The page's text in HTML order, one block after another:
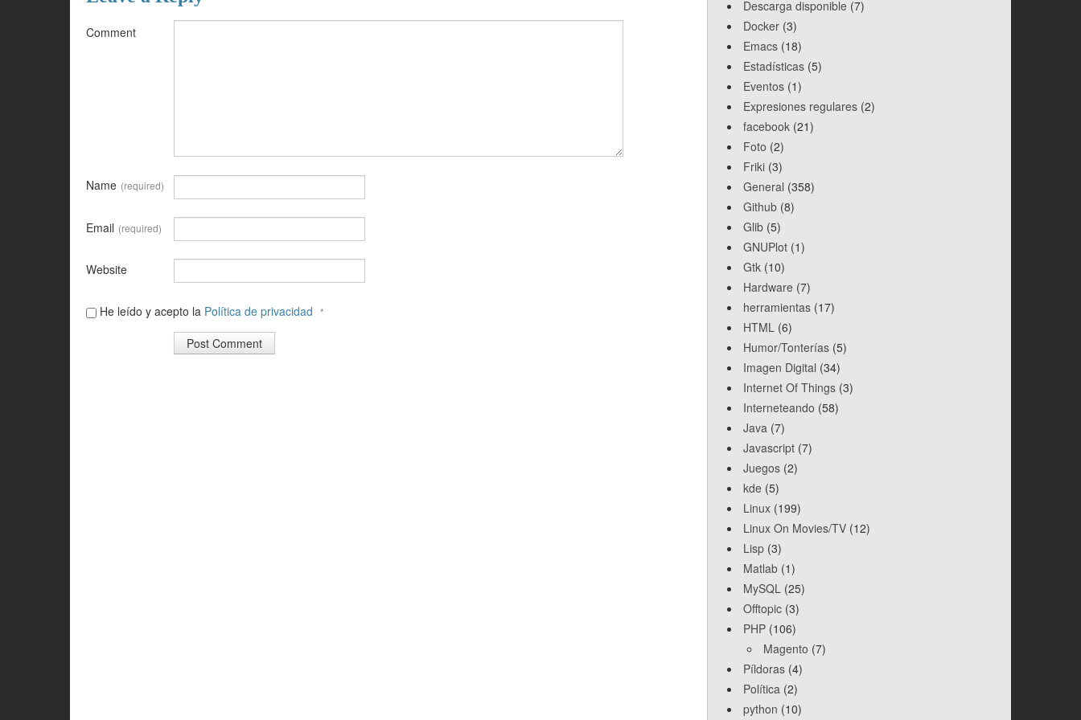
Comment
Name (required)
Email (required)
Website
He leído y acepto la Política de privacidad *
Descarga disponible (7)
Docker (3)
Emacs (18)
Estadísticas (5)
Eventos (1)
Expresiones regulares (2)
facebook (21)
Foto (2)
Friki (3)
General (358)
Github (8)
Glib (5)
GNUPlot (1)
Gtk (10)
Hardware (7)
herramientas (17)
HTML (6)
Humor/Tonterías (5)
Imagen Digital (34)
Internet Of Things (3)
Interneteando (58)
Java (7)
Javascript (7)
Juegos (2)
kde (5)
Linux (199)
Linux On Movies/TV (12)
Lisp (3)
Matlab (1)
MySQL (25)
Offtopic (3)
PHP (106)
Magento (7)
Píldoras (4)
Política (2)
python (10)